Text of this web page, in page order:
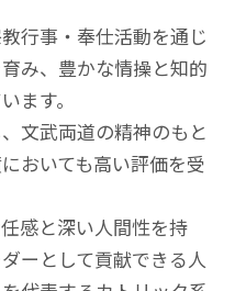
行事・奉仕活動を通じ
み、豊かな情操と知的
ます。
文武両道の精神のもと
おいても高い評価を受
感と深い人間性を持
ーとして貢献できる人